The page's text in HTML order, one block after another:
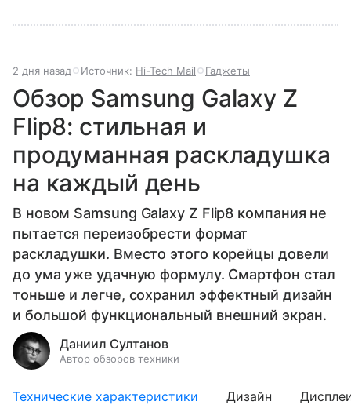
2 дня назад Источник: Hi-Tech Mail Гаджеты
Обзор Samsung Galaxy Z
Flip8: стильная и
продуманная раскладушка
на каждый день
В новом Samsung Galaxy Z Flip8 компания не
пытается переизобрести формат
раскладушки. Вместо этого корейцы довели
до ума уже удачную формулу. Смартфон стал
тоньше и легче, сохранил эффектный дизайн
и большой функциональный внешний экран.
Даниил Султанов
Автор обзоров техники
Технические характеристики Дизайн